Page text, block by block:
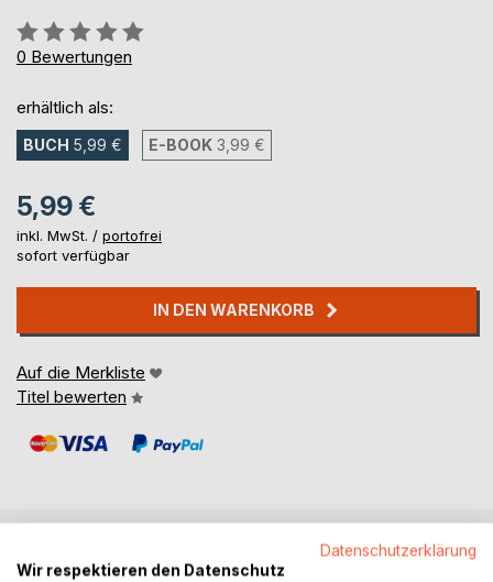
Bewertung::
0%
0 Bewertungen
erhältlich als:
BUCH 5,99 € E-BOOK 3,99 €
5,99 €
inkl. MwSt. / portofrei
sofort verfügbar
IN DEN WARENKORB
Auf die Merkliste
Titel bewerten
BESCHREIBUNG
Datenschutzerklärung
Wir respektieren den Datenschutz